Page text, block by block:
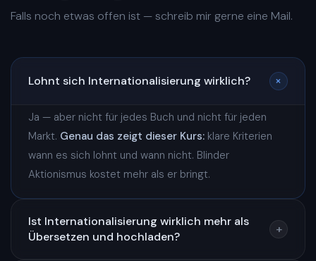
Falls noch etwas offen ist — schreib mir gerne eine Mail.
Lohnt sich Internationalisierung wirklich? +
Ja — aber nicht für jedes Buch und nicht für jeden
Markt. Genau das zeigt dieser Kurs: klare Kriterien
wann es sich lohnt und wann nicht. Blinder
Aktionismus kostet mehr als er bringt.
Ist Internationalisierung wirklich mehr als
Übersetzen und hochladen?
+